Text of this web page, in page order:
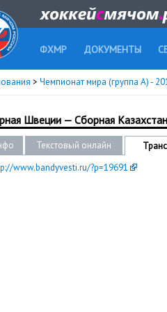
ФХМР ДОКУМЕНТЫ
> Чемпионат мира (группа А) -
Швеции — Сборная
Текстовый онлайн
www.bandyvesti.ru/?p=19691